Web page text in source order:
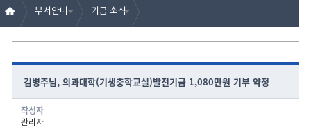
부서안내 기금 소식
김병주님, 의과대학(기생충학교실)발전기금 1,080만원 기부 약정
작성자
관리자